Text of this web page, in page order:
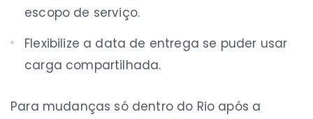
escopo de serviço.
Flexibilize a data de entrega se puder usar
carga compartilhada.
Para mudanças só dentro do Rio após a